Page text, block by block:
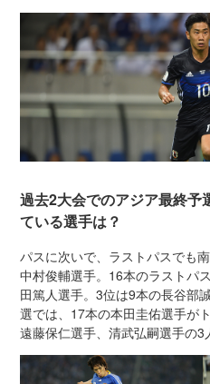
過去2大会でのアジア最終予
ている選手は？
パスに次いで、ラストパスでも
中村俊輔選手。16本のラストパ
田篤人選手。3位は9本の長谷部
選では、17本の本田圭佑選手が
遠藤保仁選手、清武弘嗣選手の3